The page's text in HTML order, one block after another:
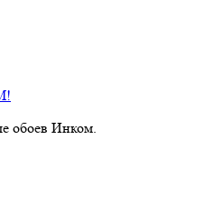
обоев Инком.